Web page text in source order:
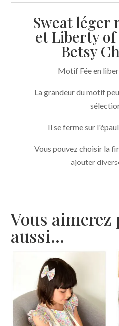
Chouette
Sweat léger
et Liberty of
Betsy
Motif Fée en
La grandeur du motif
Il se ferme sur
Vous pouvez choisir la
ajouter
Vous
aussi…